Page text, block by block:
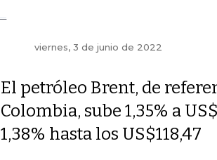
viernes, 3 de junio de 2022
El petróleo Brent, de
Colombia, sube 1,35% a
1,38% hasta los US$118,47